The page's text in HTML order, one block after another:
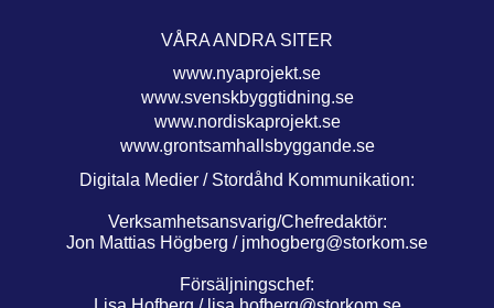
VÅRA ANDRA SITER
www.nyaprojekt.se
www.svenskbyggtidning.se
www.nordiskaprojekt.se
www.grontsamhallsbyggande.se
Digitala Medier / Stordåhd Kommunikation:
Verksamhetsansvarig/Chefredaktör:
Jon Mattias Högberg / jmhogberg@storkom.se
Försäljningschef: